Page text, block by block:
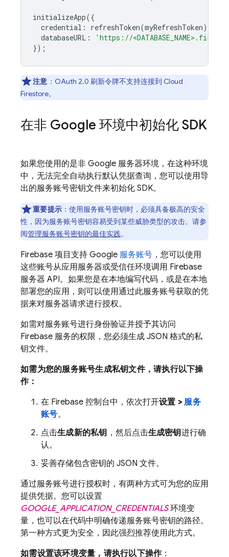
initializeApp({
credential : refreshToken(myRefreshToken),
databaseURL :
'https://
});
注意 ：OAuth 2.0 刷新令牌不支持连接到 Cloud
Firestore。
在非 Google 环境中初始化 SDK
如果您使用的是非 Google 服务器环境，在这种环境
中，无法完全自动执行默认凭据查询，您可以使用导
出的服务账号密钥文件来初始化 SDK。
重要提示 ：使用服务账号密钥时，必须具备极高的安全
性，因为服务账号密钥容易受到某些威胁类型的攻击。请参
阅管理服务账号密钥的最佳实践。
Firebase 项目支持 Google 服务账号 ，您可以使用
这些账号从应用服务器或受信任环境调用 Firebase
服务器 API。如果您是在本地编写代码，或是在本地
部署您的应用，则可以使用通过此服务账号获取的凭
据来对服务器请求进行授权。
如需对服务账号进行身份验证并授予其访问
Firebase 服务的权限，您必须生成 JSON 格式的私
钥文件。
如需为您的服务账号生成私钥文件，请执行以下操
作：
在 Firebase 控制台中，依次打开设置 >服务
账号。
点击生成新的私钥 ，然后点击生成密钥进行确
认。
妥善存储包含密钥的 JSON 文件。
通过服务账号进行授权时，有两种方式可为您的应用
提供凭据。您可以设置
GOOGLE_APPLICATION_CREDENTIALS环境变
量，也可以在代码中明确传递服务账号密钥的路径。
第一种方式更为安全，因此强烈推荐使用此方式。
如需设置该环境变量，请执行以下操作：